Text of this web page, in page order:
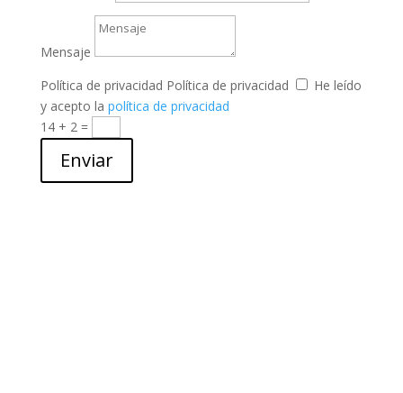
Mensaje
Política de privacidad Política de privacidad
He leído
y acepto la política de privacidad
14 + 2=
Enviar